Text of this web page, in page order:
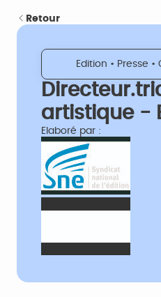
Retour
Edition • Presse
artistique -
Elaboré par :